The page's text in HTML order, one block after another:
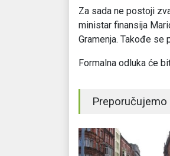
Za sada ne postoji
ministar finansija
Gramenja. Takođe se
Formalna odluka će